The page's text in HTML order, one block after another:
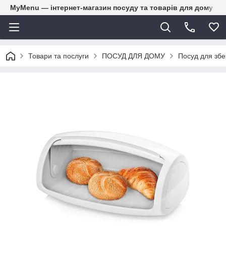
MyMenu — інтернет-магазин посуду та товарів для дому
Товари та послуги ПОСУД ДЛЯ ДОМУ Посуд для